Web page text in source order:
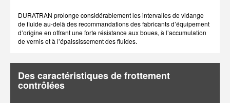
DURATRAN prolonge considérablement les intervalles de vidange
de fluide au-delà des recommandations des fabricants d’équipement
d’origine en offrant une forte résistance aux boues, à l’accumulation
de vernis et à l’épaississement des fluides.
Des caractéristiques de frottement
contrôlées